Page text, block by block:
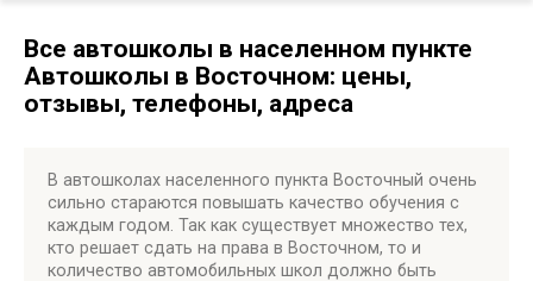
Все автошколы в населенном пункте
Автошколы в Восточном: цены,
отзывы, телефоны, адреса
В автошколах населенного пункта Восточный очень
сильно стараются повышать качество обучения с
каждым годом. Так как существует множество тех,
кто решает сдать на права в Восточном, то и
количество автомобильных школ должно быть